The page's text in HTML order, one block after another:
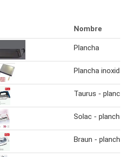
Nombre
Plancha
Plancha
Taurus - plancha
Solac - plancha
Braun - plancha